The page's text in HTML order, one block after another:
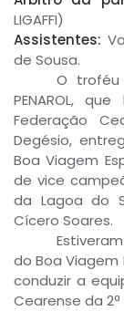
LIGAFFI)
Assistentes:
de Sousa.
O
PENAROL,
Federação
Degésio,
Boa Viagem
de vice
da Lagoa do
Cícero Soares.
do Boa Viagem
conduzir a
Cearense da 2ª